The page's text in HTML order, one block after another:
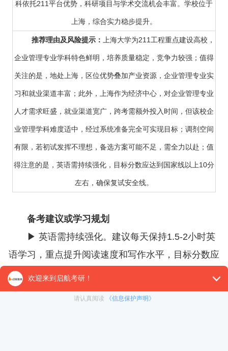
科依托211平台优势，科研项目与学术交流机会丰富。学校位于
上海，综合实力稳步提升。
推荐理由及风险提示： 上海大学为211工程重点建设高校，
企业管理专业学科特色鲜明，培养质量稳定，竞争力较强；值得
关注的是，地处上海，区位优势叠加产业资源，企业管理专业实
习和就业渠道丰富；此外，上海作为经济中心，对企业管理专业
人才需求旺盛，就业渠道宽广，跨考需额外投入时间，但该校企
业管理学科难度适中，经过系统准备完全可实现目标；调剂空间
有限，若初试发挥不理想，备选方案可能不足，需全力以赴；值
得注意的是，英语需持续强化，目标分数应达到国家线以上10分
左右，确保复试安全线。
备考建议或学习规划
▶ 英语需持续强化。建议每天保持1.5-2小时英
语学习，重点提升阅读速度和写作水平，目标分数应
达到国家线以上10-15分，确保复试竞争力。
▶ 专业跨度较大，需尽早启动专业课学习。建